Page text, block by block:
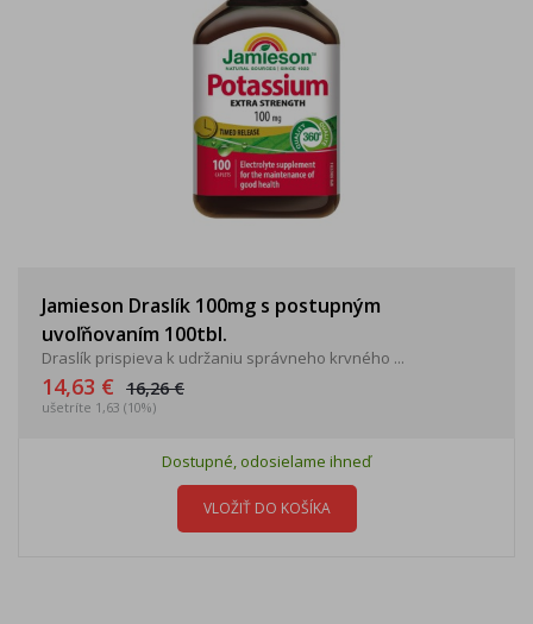
Jamieson Draslík 100mg s postupným
uvoľňovaním 100tbl.
Draslík prispieva k udržaniu správneho krvného ...
14,63 € 16,26 €
ušetríte 1,63 (10%)
Dostupné, odosielame ihneď
VLOŽIŤ DO KOŠÍKA